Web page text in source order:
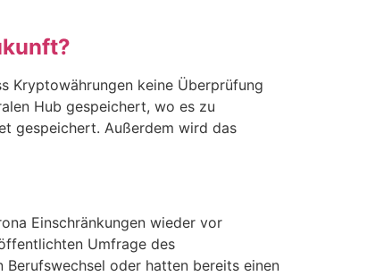
Kryptowährungen keine Überprüfung
Hub gespeichert, wo es zu
gespeichert. Außerdem wird das
Einschränkungen wieder vor
Umfrage des
oder hatten bereits einen